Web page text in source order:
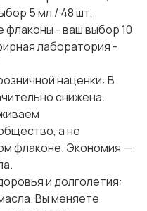
5 мл / 48 шт,
- ваш выбор 10
лаборатория -
наценки: В
снижена.
а не
флаконе. Экономия —
и долголетия:
Вы меняете